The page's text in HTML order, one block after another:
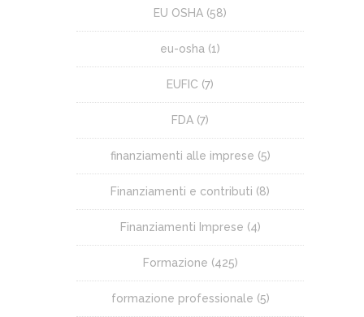
EU OSHA (58)
eu-osha (1)
EUFIC (7)
FDA (7)
finanziamenti alle imprese (5)
Finanziamenti e contributi (8)
Finanziamenti Imprese (4)
Formazione (425)
formazione professionale (5)